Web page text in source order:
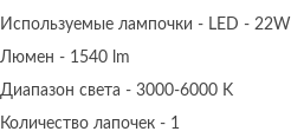
Используемые лампочки - LED - 22W
Люмен - 1540 lm
Диапазон света - 3000-6000 K
Количество лапочек - 1